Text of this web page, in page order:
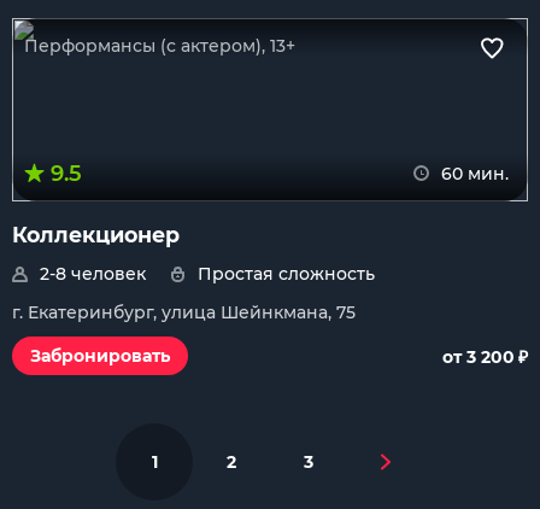
Перформансы (с актером), 13+
9.5 60 мин.
Коллекционер
2-8 человек
Простая сложность
г. Екатеринбург, улица Шейнкмана, 75
Забронировать
от 3 200 ₽
1 2 3